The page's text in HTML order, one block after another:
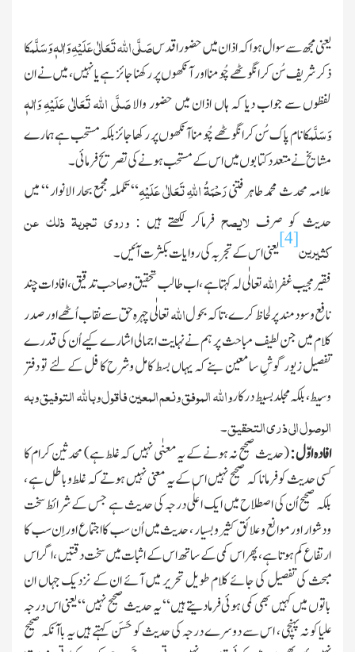
یعنی مجھ سے سوال ہواکہ اذان میں حضور اقدسصَلَّی اللہ تَعَالٰی عَلَیْہِ وَاٰلہٖ وَسَلَّمکا
ذکر شریف سُن کر انگوٹھے چُومنا اور آنکھوں پر رکھنا جائز ہے یا نہیں ، میں نے ان
لفظوں سے جواب دیا کہ ہاں اذان میں حضور والاصَلَّی اللہ تَعَالٰی عَلَیْہِ وَاٰلہٖ
وَسَلَّمکا نام پاك سُن کر انگوٹھے چُومنا آنکھوں پر رکھا جائز بلکہ مستحب ہے ہمارے
مشایخ نے متعدد کتابوں میں اس کے مستحب ہونے کی تصریح فرمائی۔
علامہ محدث محمد طاہر فتنیرَحْمَۃُ اللہِ تَعَالٰی عَلَیْہِ“ تکملہ مجمع بحار الانوار “ میں
حدیث کو صرفلایصح فرماکر لکھتے ہیں : وروی تجربۃ ذلك عن
کثیرین[4]
یعنی اس کے تجربہ کی روایات بکثرت آئیں ۔
فقیر مجیب غفراللهتعالٰی لہ کہتا ہے ، اب طالب تحقیق وصاحب تدقیق ، افادات چند
نافع وسودمندپر لحاظ کرے ، تاکہ بحولاللهتعالٰی چہرہ حق سے نقاب اُٹھے اور صدر
کلام میں جن لطیف مباحث پر ہم نے نہایت اجمالی اشارے کیے اُن کی قدرے
تفصیل زیور گوشِ سا معین بنے کہ یہاں بسط کامل وشرح کا فل کے لئے تو دفتر
وسیط ، بلکہ مجلد بسیط درکاروالله الموفق ونعم المعین فاقول وبالله التوفیق وبہ
الوصول الی ذری التحقیق۔
افادہ اوّل :(حدیث صحیح نہ ہونے کے یہ معنٰی نہیں کہ غلط ہے) محدثین کرام کا
کسی حدیث کو فرمانا کہ صحیح نہیں اس کے یہ معنی نہیں ہوتے کہ غلط وباطل ہے ،
بلکہ صحیح اُن کی اصطلاح میں ایك اعلٰی درجہ کی حدیث ہےجس کے شرائط سخت
ودشوار اور موانع وعلائق کثیر وبسیار ، حدیث میں اُن سب کا اجتماع اور اِن سب کا
ارتفاع کم ہوتا ہے ، پھر اس کمی کے ساتھ اس کے اثبات میں سخت دقتیں ، اگر اس
مبحث کی تفصیل کی جائے کلام طویل تحریر میں آئے ان کے نزدیك جہاں ان
باتوں میں کہیں بھی کمی ہوئی فرمادیتے ہیں “ یہ حدیث صحیح نہیں “ یعنی اس درجہ
علیا کو نہ پہنچی ، اس سے دوسرے درجہ کی حدیث کو حَسَن کہتے ہیں یہ باآنکہ صحیح